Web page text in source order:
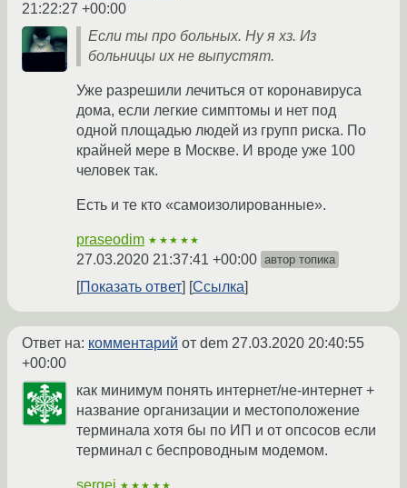
21:22:27 +00:00
Если ты про больных. Ну я хз. Из
больницы их не выпустят.
Уже разрешили лечиться от коронавируса
дома, если легкие симптомы и нет под
одной площадью людей из групп риска. По
крайней мере в Москве. И вроде уже 100
человек так.
Есть и те кто «самоизолированные».
praseodim ★★★★★
27.03.2020 21:37:41 +00:00 автор топика
Показать ответ Ссылка
Ответ на: комментарий от dem 27.03.2020 20:40:55
+00:00
как минимум понять интернет/не-интернет +
название организации и местоположение
терминала хотя бы по ИП и от опсосов если
терминал с беспроводным модемом.